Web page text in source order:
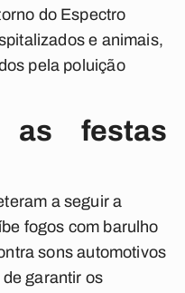
do Espectro
e animais,
pela poluição
as festas
a seguir a
fogos com barulho
sons automotivos
garantir os